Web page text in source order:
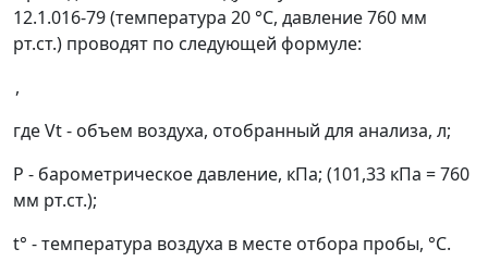
12.1.016-79 (температура 20 °С, давление 760 мм
рт.ст.) проводят по следующей формуле:
,
гдеVt- объем воздуха, отобранный для анализа, л;
P - барометрическое давление, кПа; (101,33 кПа = 760
мм рт.ст.);
t° - температура воздуха в месте отбора пробы, °С.